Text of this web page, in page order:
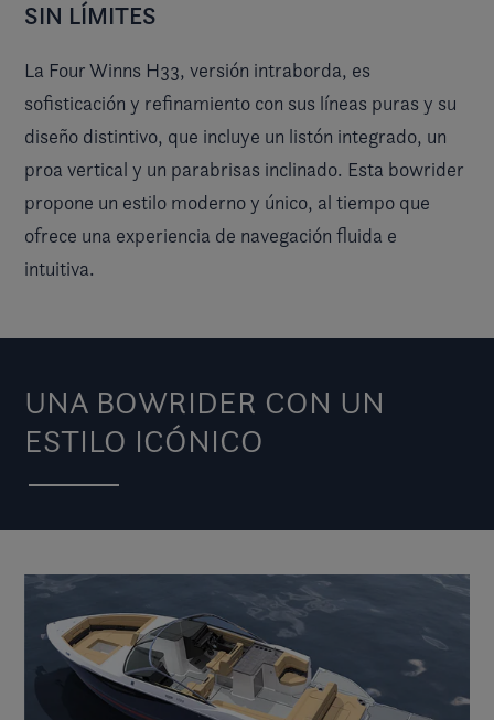
SIN LÍMITES
La Four Winns H33, versión intraborda, es
sofisticación y refinamiento con sus líneas puras y su
diseño distintivo, que incluye un listón integrado, un
proa vertical y un parabrisas inclinado. Esta bowrider
propone un estilo moderno y único, al tiempo que
ofrece una experiencia de navegación fluida e
intuitiva.
UNA BOWRIDER CON UN
ESTILO ICÓNICO